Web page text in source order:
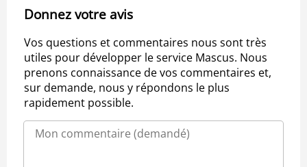
Donnez votre avis
Vos questions et commentaires nous sont très
utiles pour développer le service Mascus. Nous
prenons connaissance de vos commentaires et,
sur demande, nous y répondons le plus
rapidement possible.